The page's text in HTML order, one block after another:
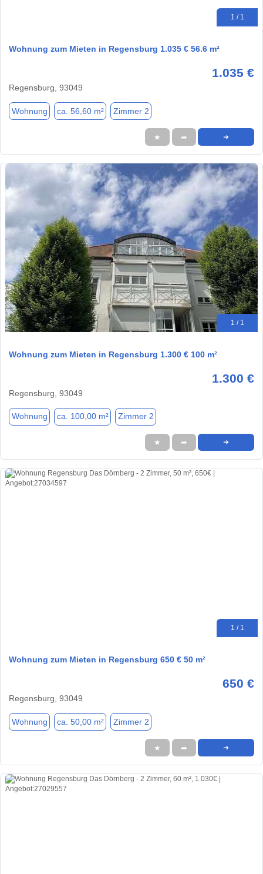
1 / 1
Wohnung zum Mieten in Regensburg 1.035 € 56.6 m²
1.035 €
Regensburg, 93049
Wohnung ca. 56,60 m² Zimmer 2
★ ➦ ➜
1 / 1
Wohnung zum Mieten in Regensburg 1.300 € 100 m²
1.300 €
Regensburg, 93049
Wohnung ca. 100,00 m² Zimmer 2
★ ➦ ➜
1 / 1
Wohnung zum Mieten in Regensburg 650 € 50 m²
650 €
Regensburg, 93049
Wohnung ca. 50,00 m² Zimmer 2
★ ➦ ➜